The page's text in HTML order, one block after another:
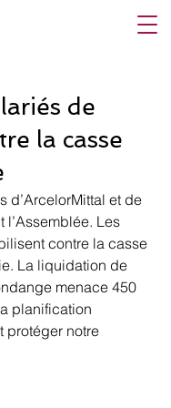
de
la casse
d’ArcelorMittal et de
l’Assemblée. Les
contre la casse
La liquidation de
menace 450
planification
protéger notre